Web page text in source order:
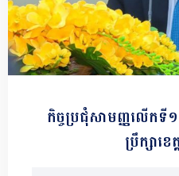
កិច្ចប្រជុំសាមញ្ញលើក
ប្រឹក្សាខ